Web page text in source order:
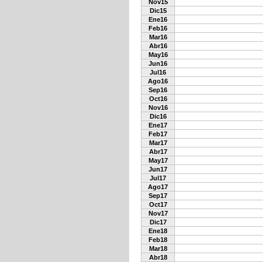
Nov15
Dic15
Ene16
Feb16
Mar16
Abr16
May16
Jun16
Jul16
Ago16
Sep16
Oct16
Nov16
Dic16
Ene17
Feb17
Mar17
Abr17
May17
Jun17
Jul17
Ago17
Sep17
Oct17
Nov17
Dic17
Ene18
Feb18
Mar18
Abr18